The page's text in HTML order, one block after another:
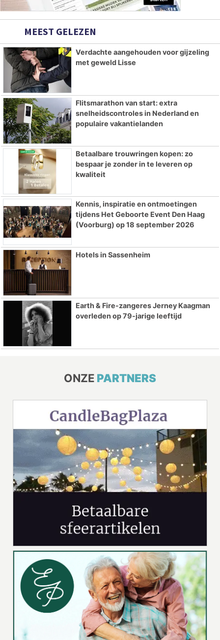
MEEST GELEZEN
Verdachte aangehouden voor gijzeling
met geweld Lisse
Flitsmarathon van start: extra
snelheidscontroles in Nederland en
populaire vakantielanden
Betaalbare trouwringen kopen: zo
bespaar je zonder in te leveren op
kwaliteit
Kennis, inspiratie en ontmoetingen
tijdens Het Geboorte Event Den Haag
(Voorburg) op 18 september 2026
Hotels in Sassenheim
Earth & Fire-zangeres Jerney Kaagman
overleden op 79-jarige leeftijd
ONZE PARTNERS